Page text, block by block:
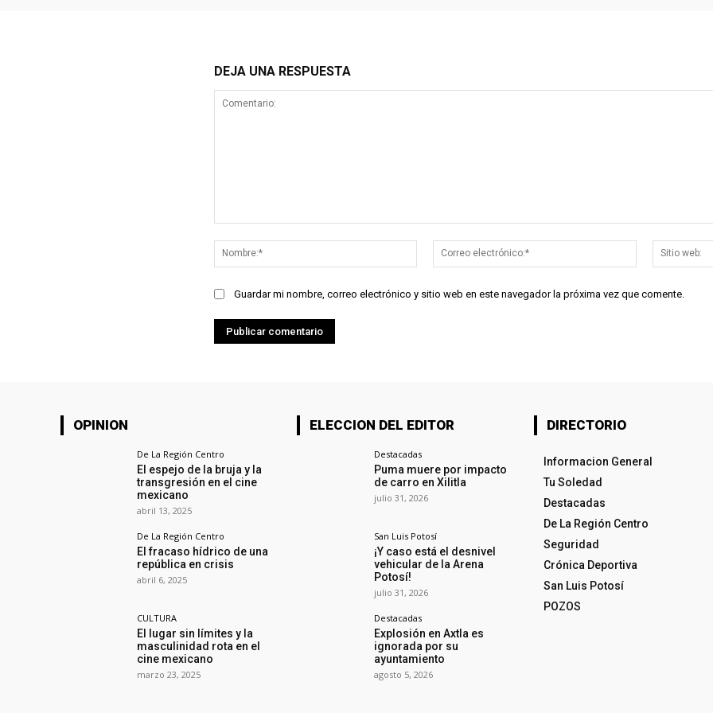
DEJA UNA RESPUESTA
Nombre:*
Correo
electrónico:*
Guardar mi nombre, correo electrónico y sitio web en este navegador la próxima vez que comente.
OPINION
De La Región Centro
El espejo de la bruja y la
transgresión en el cine
mexicano
abril 13, 2025
De La Región Centro
El fracaso hídrico de una
república en crisis
abril 6, 2025
CULTURA
El lugar sin límites y la
masculinidad rota en el
cine mexicano
marzo 23, 2025
ELECCION DEL EDITOR
Destacadas
Puma muere por impacto
de carro en Xilitla
julio 31, 2026
San Luis Potosí
¡Y caso está el desnivel
vehicular de la Arena
Potosí!
julio 31, 2026
Destacadas
Explosión en Axtla es
ignorada por su
ayuntamiento
agosto 5, 2026
DIRECTORIO
Informacion General
Tu Soledad
Destacadas
De La Región Centro
Seguridad
Crónica Deportiva
San Luis Potosí
POZOS